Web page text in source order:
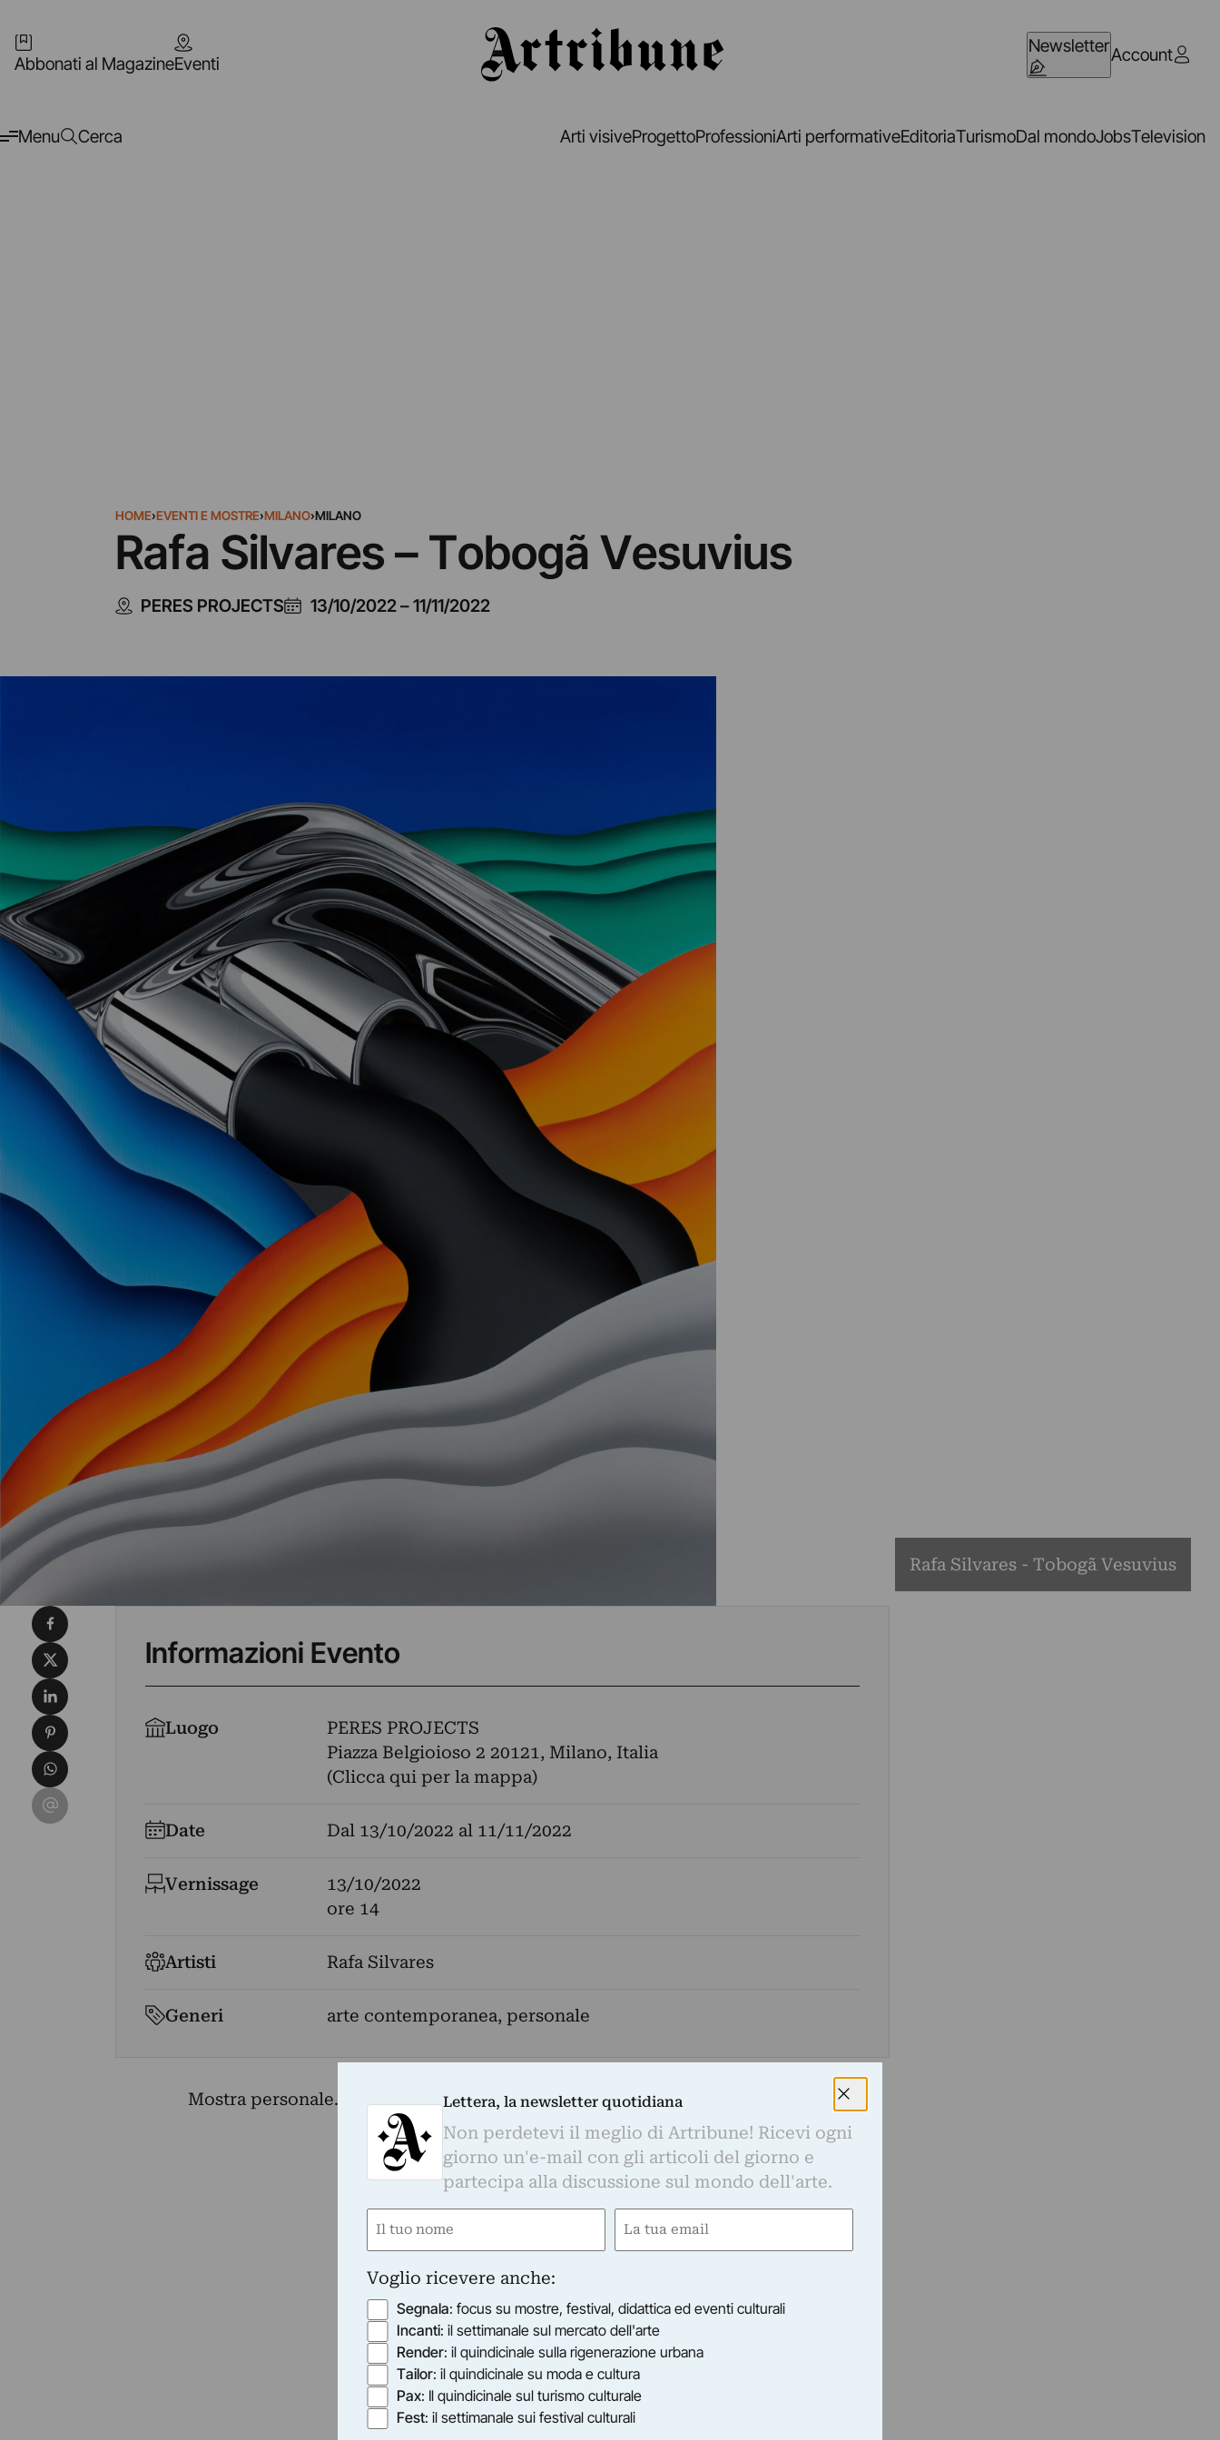
Abbonati al MagazineEventi
NewsletterAccount
Menu Cerca Arti visiveProgettoProfessioniArti performativeEditoriaTurismoDal mondoJobsTelevision
HOME›EVENTI E MOSTRE›MILANO›MILANO
Rafa Silvares – Tobogã Vesuvius
PERES PROJECTS 13/10/2022–11/11/2022
Rafa Silvares - Tobogã Vesuvius
Informazioni Evento
Luogo
PERES PROJECTS
Piazza Belgioioso 2 20121, Milano, Italia
(Clicca qui per la mappa)
Date Dal 13/10/2022 al 11/11/2022
Vernissage
13/10/2022
ore 14
Artisti Rafa Silvares
Generi arte contemporanea, personale
Mostra personale.
Condividi su Facebook
Condividi su X
Condividi su LinkedIn
Condividi su Pinterest
Condividi su WhatsApp
Condividi su Email
Lettera, la newsletter quotidiana
Non perdetevi il meglio di Artribune! Ricevi ogni
giorno un'e-mail con gli articoli del giorno e
partecipa alla discussione sul mondo dell'arte.
Nome
Email
Voglio ricevere anche:
Segnala: focus su mostre, festival, didattica ed eventi culturali
Incanti: il settimanale sul mercato dell'arte
Render: il quindicinale sulla rigenerazione urbana
Tailor: il quindicinale su moda e cultura
Pax: Il quindicinale sul turismo culturale
Fest: il settimanale sui festival culturali